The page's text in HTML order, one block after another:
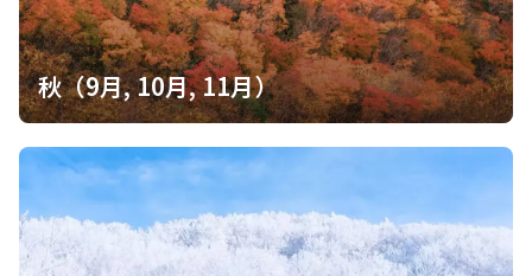
秋（9月, 10月, 11月）